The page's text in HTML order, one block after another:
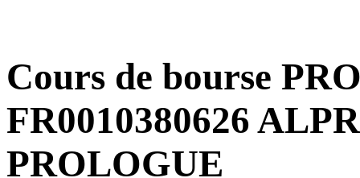
Cours de bourse
FR0010380626
PROLOGUE